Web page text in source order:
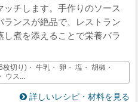
チします。手作りのソース
ンスが絶品で、レストラン
煮を添えることで栄養バラ
切り)・ 牛乳・ 卵・ 塩・ 胡椒・
ウス...
詳しいレシピ・材料を見る